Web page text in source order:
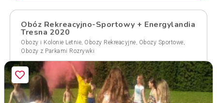
Obóz Rekreacyjno-Sportowy + Energylandia
Tresna 2020
Obozy i Kolonie Letnie, Obozy Rekreacyjne, Obozy Sportowe,
Obozy z Parkami Rozrywki